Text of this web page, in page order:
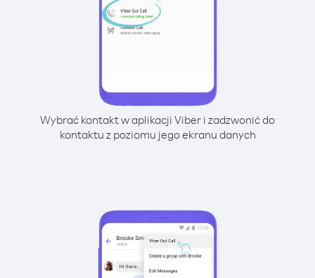
Wybrać kontakt w aplikacji Viber i zadzwonić do
kontaktu z poziomu jego ekranu danych